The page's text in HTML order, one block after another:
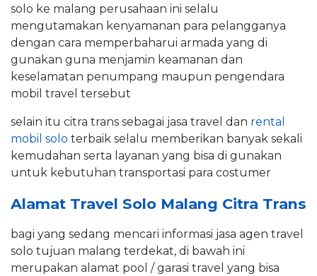
solo ke malang perusahaan ini selalu
mengutamakan kenyamanan para pelangganya
dengan cara memperbaharui armada yang di
gunakan guna menjamin keamanan dan
keselamatan penumpang maupun pengendara
mobil travel tersebut
selain itu citra trans sebagai jasa travel dan rental
mobil solo terbaik selalu memberikan banyak sekali
kemudahan serta layanan yang bisa di gunakan
untuk kebutuhan transportasi para costumer
Alamat Travel Solo Malang Citra Trans
bagi yang sedang mencari informasi jasa agen travel
solo tujuan malang terdekat, di bawah ini
merupakan alamat pool / garasi travel yang bisa